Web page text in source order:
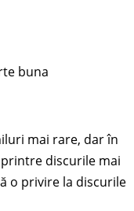
buna